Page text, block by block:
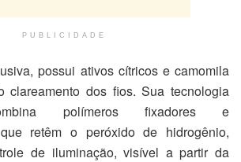
PUBLICIDADE
possui ativos cítricos e camomila
clareamento dos fios. Sua tecnologia
polímeros fixadores e
retêm o peróxido de hidrogênio,
de iluminação, visível a partir da